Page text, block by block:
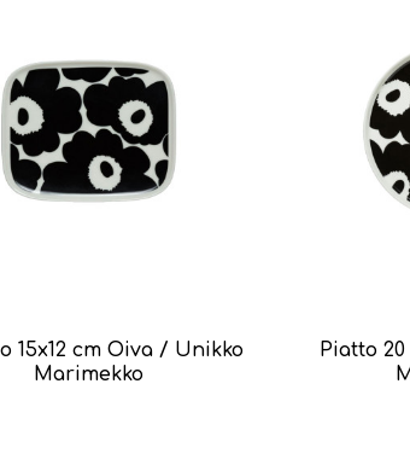
15x12 cm Oiva / Unikko
Marimekko
Piatto